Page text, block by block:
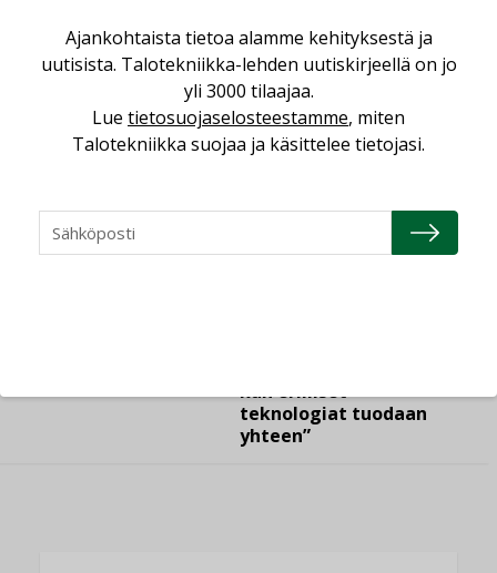
LEHDEN ARTIKKELIT
06.08.2026
Puutteellinen eristys
lisää lämpöhäviöitä
AJANKOHTAISTA
kun erilliset
teknologiat tuodaan
yhteen”
Ajankohtaista tietoa alamme kehityksestä ja
uutisista. Talotekniikka-lehden uutiskirjeellä on jo
yli 3000 tilaajaa.
Lue tietosuojaselosteestamme, miten
Talotekniikka suojaa ja käsittelee tietojasi.